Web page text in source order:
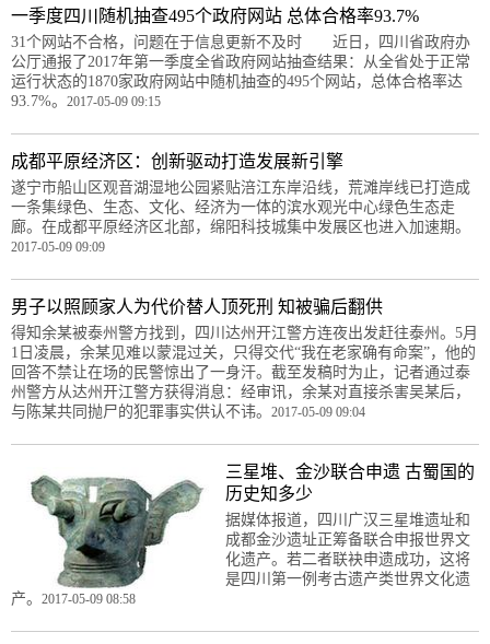
一季度四川随机抽查495个政府网站 总体合格率93.7%
31个网站不合格，问题在于信息更新不及时 近日，四川省政府办
公厅通报了2017年第一季度全省政府网站抽查结果：从全省处于正常
运行状态的1870家政府网站中随机抽查的495个网站，总体合格率达
93.7%。 2017-05-09 09:15
成都平原经济区：创新驱动打造发展新引擎
遂宁市船山区观音湖湿地公园紧贴涪江东岸沿线，荒滩岸线已打造成
一条集绿色、生态、文化、经济为一体的滨水观光中心绿色生态走
廊。在成都平原经济区北部，绵阳科技城集中发展区也进入加速期。
2017-05-09 09:09
男子以照顾家人为代价替人顶死刑 知被骗后翻供
得知余某被泰州警方找到，四川达州开江警方连夜出发赶往泰州。5月
1日凌晨，余某见难以蒙混过关，只得交代“我在老家确有命案”，他的
回答不禁让在场的民警惊出了一身汗。截至发稿时为止，记者通过泰
州警方从达州开江警方获得消息：经审讯，余某对直接杀害吴某后，
与陈某共同抛尸的犯罪事实供认不讳。 2017-05-09 09:04
三星堆、金沙联合申遗 古蜀国的
历史知多少
据媒体报道，四川广汉三星堆遗址和
成都金沙遗址正筹备联合申报世界文
化遗产。若二者联袂申遗成功，这将
是四川第一例考古遗产类世界文化遗
产。 2017-05-09 08:58